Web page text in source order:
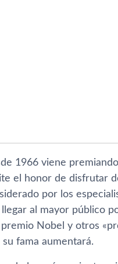
1966 viene
el honor de disfrutar
por los
al mayor público
Nobel y otros
fama aumentará.